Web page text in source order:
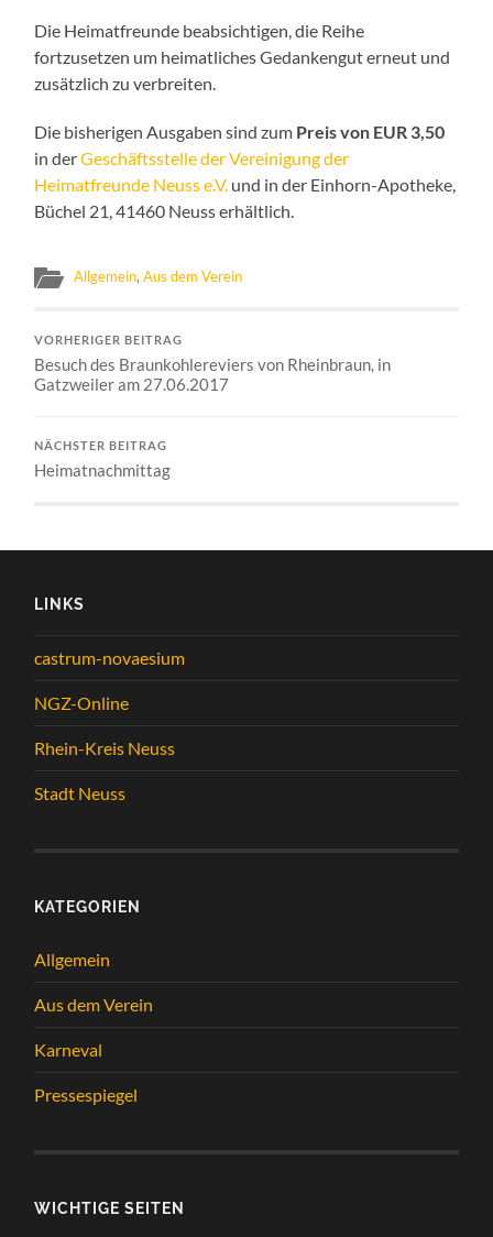
Die Heimatfreunde beabsichtigen, die Reihe
fortzusetzen um heimatliches Gedankengut erneut und
zusätzlich zu verbreiten.
Die bisherigen Ausgaben sind zum Preis von EUR 3,50
in derGeschäftsstelle der Vereinigung der
Heimatfreunde Neuss e.V. und in der Einhorn-Apotheke,
Büchel 21, 41460 Neuss erhältlich.
Allgemein,Aus dem Verein
VORHERIGER BEITRAG
Besuch des Braunkohlereviers von Rheinbraun, in
Gatzweiler am 27.06.2017
NÄCHSTER BEITRAG
Heimatnachmittag
LINKS
castrum-novaesium
NGZ-Online
Rhein-Kreis Neuss
Stadt Neuss
KATEGORIEN
Allgemein
Aus dem Verein
Karneval
Pressespiegel
WICHTIGE SEITEN